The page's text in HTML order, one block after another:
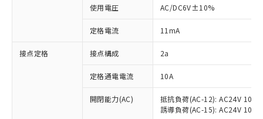
使用電圧 AC/DC6V±10%
定格電流 11mA
接点定格 接点構成 2a
定格通電電流 10A
開閉能力(AC)
抵抗負荷(AC-12): AC24V 10A/
誘導負荷(AC-15): AC24V
以下の条件をお読みいただき、同意のうえ
ご利用ください。
本サービスは、当社制御機器事業取扱
商品の当社在庫状況および標準価格
(税抜)を提供させていただくもので
当社制御機器事業取扱商品の中には、
対応予定なし：EU RoHS指令（10物質）の
非含有に非対応の商品で、対応品を出す予
調査・確認中：EU RoHS指令（10物質）の
非含有の対応状況を調査中または確認中の
非該当品：ライセンス料など無形物で、有
害物質有無と関係のない商品です。
仕入先様の事情により、非含有部品として
「○」：最大均質材料含有率が中国RoHSの
基準値以下であることを示します。
「×」：最大均質材料含有率が中国RoHSの